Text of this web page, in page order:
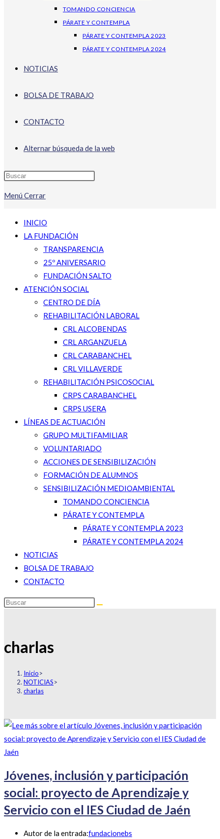
TOMANDO CONCIENCIA
PÁRATE Y CONTEMPLA
PÁRATE Y CONTEMPLA 2023
PÁRATE Y CONTEMPLA 2024
NOTICIAS
BOLSA DE TRABAJO
CONTACTO
Alternar búsqueda de la web
Menú Cerrar
INICIO
LA FUNDACIÓN
TRANSPARENCIA
25º ANIVERSARIO
FUNDACIÓN SALTO
ATENCIÓN SOCIAL
CENTRO DE DÍA
REHABILITACIÓN LABORAL
CRL ALCOBENDAS
CRL ARGANZUELA
CRL CARABANCHEL
CRL VILLAVERDE
REHABILITACIÓN PSICOSOCIAL
CRPS CARABANCHEL
CRPS USERA
LÍNEAS DE ACTUACIÓN
GRUPO MULTIFAMILIAR
VOLUNTARIADO
ACCIONES DE SENSIBILIZACIÓN
FORMACIÓN DE ALUMNOS
SENSIBILIZACIÓN MEDIOAMBIENTAL
TOMANDO CONCIENCIA
PÁRATE Y CONTEMPLA
PÁRATE Y CONTEMPLA 2023
PÁRATE Y CONTEMPLA 2024
NOTICIAS
BOLSA DE TRABAJO
CONTACTO
charlas
Inicio>
NOTICIAS>
charlas
Jóvenes, inclusión y participación
social: proyecto de Aprendizaje y
Servicio con el IES Ciudad de Jaén
Autor de la entrada:fundacionebs